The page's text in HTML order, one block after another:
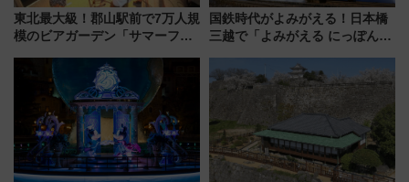
東北最大級！郡山駅前で7万人規
模のビアガーデン「サマーフェ
7/24-26開催！ 有料席はJRE
MALLで予約可能
国鉄時代がよみがえる！日本橋
三越で「よみがえる にっぽんの
敬の名作写真も、駅弁フェスも
同時開催！